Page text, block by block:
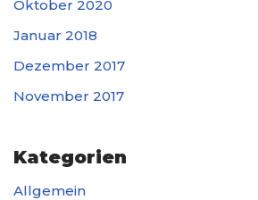
Oktober 2020
Januar 2018
Dezember 2017
November 2017
Kategorien
Allgemein